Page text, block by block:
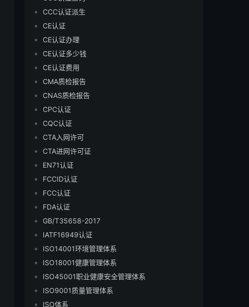
CCC认证派生
CE认证
CE认证办理
CE认证多少钱
CE认证费用
CMA质检报告
CNAS质检报告
CPC认证
CQC认证
CTA入网许可
CTA进网许可证
EN71认证
FCCID认证
FCC认证
FDA认证
GB/T35658-2017
IATF16949认证
ISO14001环境管理体系
ISO18001健康管理体系
ISO45001职业健康安全管理体系
ISO9001质量管理体系
ISO体系